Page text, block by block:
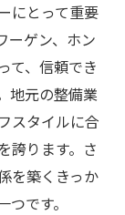
にとって重要
ーゲン、ホン
て、信頼でき
地元の整備業
スタイルに合
誇ります。さ
を築くきっか
です。